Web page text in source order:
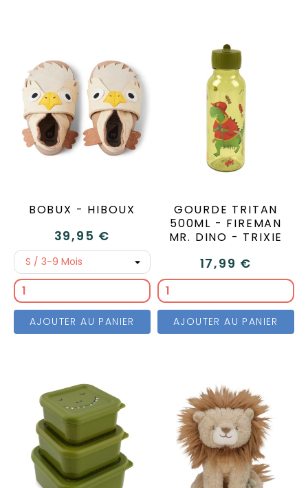
BOBUX - HIBOUX
39,95 €
AJOUTER AU PANIER
GOURDE TRITAN
500ML - FIREMAN
MR. DINO - TRIXIE
17,99 €
AJOUTER AU PANIER